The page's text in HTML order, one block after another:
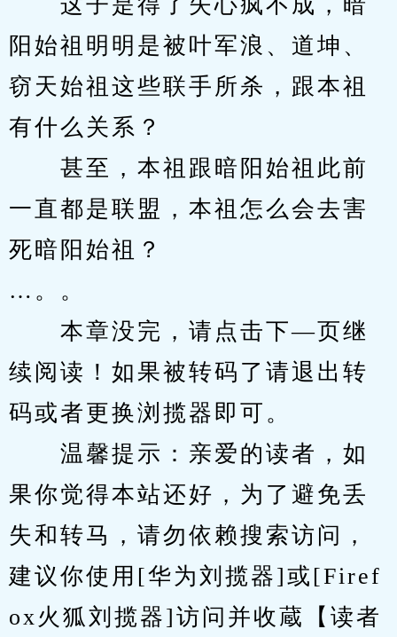
阳始祖明明是被叶军浪、道坤、
窃天始祖这些联手所杀，跟本祖
有什么关系？
甚至，本祖跟暗阳始祖此前
一直都是联盟，本祖怎么会去害
死暗阳始祖？
…。。
本章没完，请点击下—页继
续阅读！如果被转码了请退出转
码或者更换浏揽器即可。
温馨提示：亲爱的读者，如
果你觉得本站还好，为了避免丢
失和转马，请勿依赖搜索访问，
建议你使用[华为刘揽器]或[Firef
ox火狐刘揽器]访问并收蔵【读者